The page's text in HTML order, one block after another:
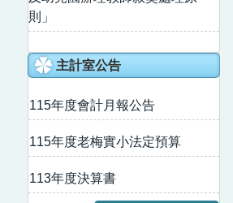
則」
主計室公告
115年度會計月報公告
115年度老梅實小法定預算
113年度決算書